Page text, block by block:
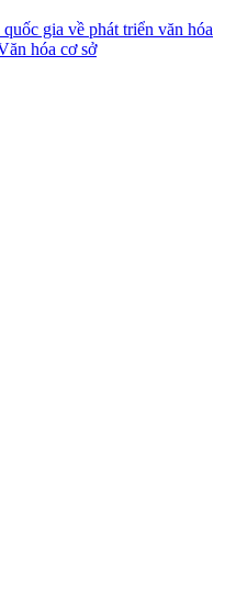
gia về phát triển văn hóa
hóa cơ sở